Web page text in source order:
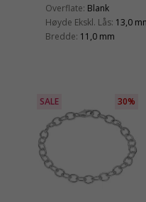
Overflate: Blank
Høyde Ekskl. Lås: 13,0
Bredde: 11,0 mm
SALE 30%